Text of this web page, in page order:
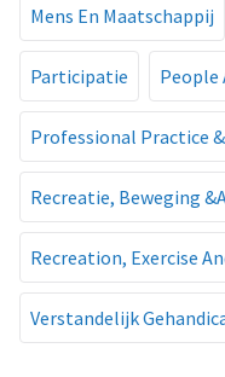
Mens En Maatschappij
Participatie People
Professional Practice
Recreatie, Beweging
Recreation, Exercise
Verstandelijk